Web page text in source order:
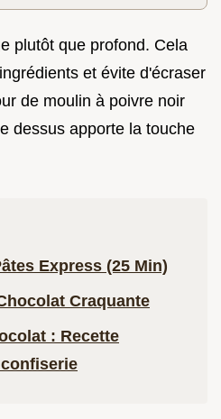
plutôt que profond. Cela
et évite d'écraser
de moulin à poivre noir
dessus apporte la touche
Express (25 Min)
Craquante
: Recette